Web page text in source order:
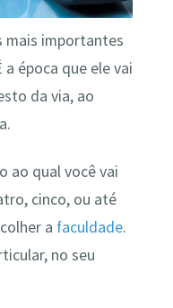
mais importantes
época que ele vai
da via, ao
ao qual você vai
cinco, ou até
a faculdade.
no seu